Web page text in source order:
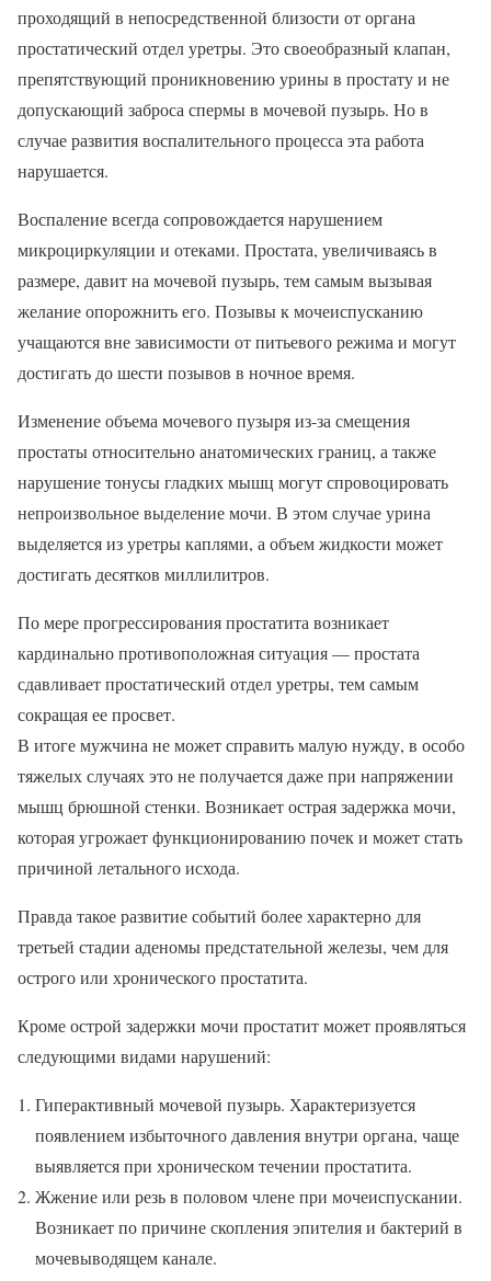
проходящий в непосредственной близости от органа
простатический отдел уретры. Это своеобразный клапан,
препятствующий проникновению урины в простату и не
допускающий заброса спермы в мочевой пузырь. Но в
случае развития воспалительного процесса эта работа
нарушается.
Воспаление всегда сопровождается нарушением
микроциркуляции и отеками. Простата, увеличиваясь в
размере, давит на мочевой пузырь, тем самым вызывая
желание опорожнить его. Позывы к мочеиспусканию
учащаются вне зависимости от питьевого режима и могут
достигать до шести позывов в ночное время.
Изменение объема мочевого пузыря из-за смещения
простаты относительно анатомических границ, а также
нарушение тонусы гладких мышц могут спровоцировать
непроизвольное выделение мочи. В этом случае урина
выделяется из уретры каплями, а объем жидкости может
достигать десятков миллилитров.
По мере прогрессирования простатита возникает
кардинально противоположная ситуация — простата
сдавливает простатический отдел уретры, тем самым
сокращая ее просвет.
В итоге мужчина не может справить малую нужду, в особо
тяжелых случаях это не получается даже при напряжении
мышц брюшной стенки. Возникает острая задержка мочи,
которая угрожает функционированию почек и может стать
причиной летального исхода.
Правда такое развитие событий более характерно для
третьей стадии аденомы предстательной железы, чем для
острого или хронического простатита.
Кроме острой задержки мочи простатит может проявляться
следующими видами нарушений:
Гиперактивный мочевой пузырь. Характеризуется
появлением избыточного давления внутри органа, чаще
выявляется при хроническом течении простатита.
Жжение или резь в половом члене при мочеиспускании.
Возникает по причине скопления эпителия и бактерий в
мочевыводящем канале.